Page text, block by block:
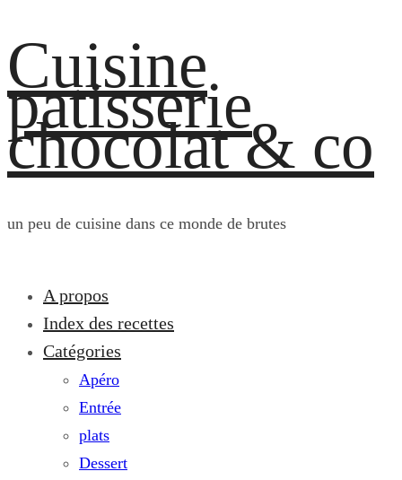
Cuisine
patisserie
chocolat & co
un peu de cuisine dans ce monde de brutes
A propos
Index des recettes
Catégories
Apéro
Entrée
plats
Dessert